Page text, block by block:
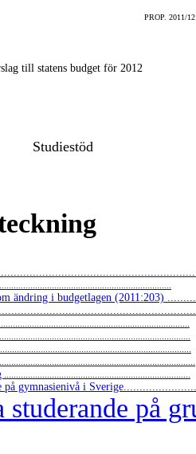
PROP. 2011/
till statens budget för 2012
Studiestöd
ändring i budgetlagen (2011:203)
..............................................................................
på gymnasienivå i
studerande på